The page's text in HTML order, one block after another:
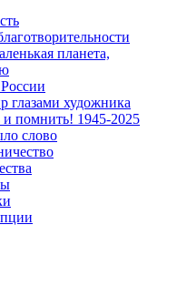
планета,
глазами художника
и помнить! 1945-2025
слово